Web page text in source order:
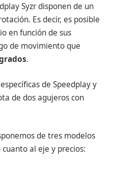
Syzr disponen de un
Es decir, es posible
en función de sus
de movimiento que
.
de Speedplay y
de dos agujeros con
de tres modelos
al eje y precios: